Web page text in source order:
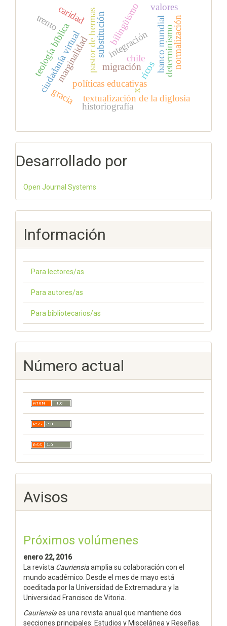
x
políticas educativas
pastor de hermas
marginalidad integración
ricos
ciudadanía virtual
teología bíblica banco mundial
migración
textualización de la diglosia
bilingüismo
determinismo
gracia
caridad
chile
historiografía
valores
normalización
substitución
trento
Desarrollado por
Open Journal Systems
Información
Para lectores/as
Para autores/as
Para bibliotecarios/as
Número actual
Avisos
Próximos volúmenes
enero 22, 2016
La revista Cauriensiaamplia su colaboración con el
mundo académico. Desde el mes de mayo está
coeditada por la Universidad de Extremadura y la
Universidad Francisco de Vitoria.
Cauriensiaes una revista anual que mantiene dos
secciones principales: Estudios y Miscelánea y Reseñas.